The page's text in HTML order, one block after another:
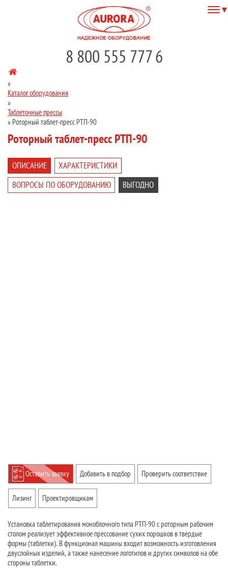
8 800 555 777 6
»
Каталог оборудования
»
Таблеточные прессы
» Роторный таблет-пресс РТП-90
Роторный таблет-пресс РТП-90
ОПИСАНИЕ
ХАРАКТЕРИСТИКИ
ВОПРОСЫ ПО ОБОРУДОВАНИЮ
ВЫГОДНО
Оставить заявку Добавить в подбор Проверить соответствие
Лизинг Проектировщикам
Установка таблетирования моноблочного типа РТП-90 с роторным рабочим
столом реализует эффективное прессование сухих порошков в твердые
формы (таблетки). В функционал машины входит возможность изготовления
двуслойных изделий, а также нанесение логотипов и других символов на обе
стороны таблетки.